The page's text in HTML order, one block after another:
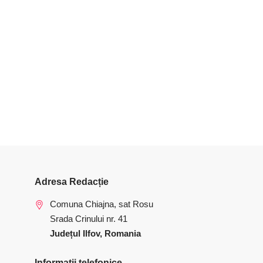
Adresa Redacție
Comuna Chiajna, sat Rosu
Srada Crinului nr. 41
Județul Ilfov, Romania